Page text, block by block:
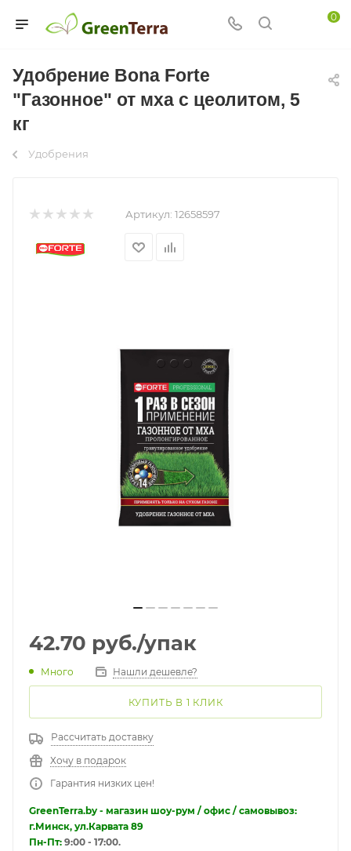
0
Удобрение Bona Forte
"Газонное" от мха с цеолитом, 5
кг
Удобрения
Артикул: 12658597
42.70 руб./упак
Много Нашли дешевле?
КУПИТЬ В 1 КЛИК
Рассчитать доставку
Хочу в подарок
Гарантия низких цен!
GreenTerra.by - магазин шоу-рум / офис / самовывоз:
г.Минск, ул.Карвата 89
Пн-Пт: 9:00 - 17:00.